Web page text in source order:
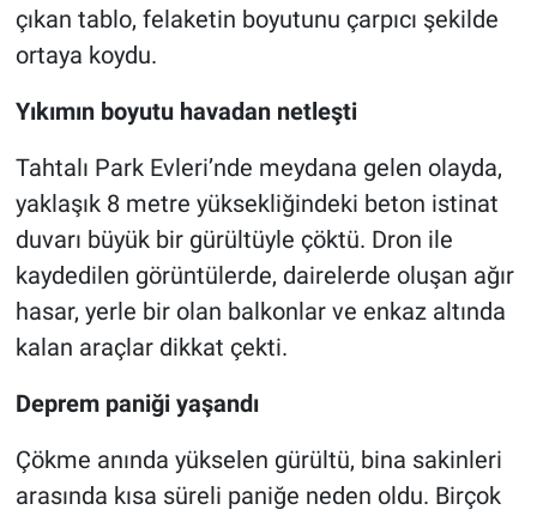
çıkan tablo, felaketin boyutunu çarpıcı şekilde
ortaya koydu.
Yıkımın boyutu havadan netleşti
Tahtalı Park Evleri’nde meydana gelen olayda,
yaklaşık 8 metre yüksekliğindeki beton istinat
duvarı büyük bir gürültüyle çöktü. Dron ile
kaydedilen görüntülerde, dairelerde oluşan ağır
hasar, yerle bir olan balkonlar ve enkaz altında
kalan araçlar dikkat çekti.
Deprem paniği yaşandı
Çökme anında yükselen gürültü, bina sakinleri
arasında kısa süreli paniğe neden oldu. Birçok
Nöbetçi Eczaneler